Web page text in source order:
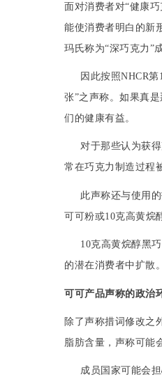
面对消费者对“健康巧
能使消费者明白的新
玛氏称为“深巧克力 ”
因此按照NHCR第
张”之声称。如果真
们的健康有益。
对于那些认为获
常在巧克力 制造过程
此声称还与使用
可可粉或10克高黄烷
10克高黄烷醇黑
的潜在消费者中 扩散 。
可可产品声称的政治
除了声称措词修改之
脂肪含量，声称可能
成员国家可能会